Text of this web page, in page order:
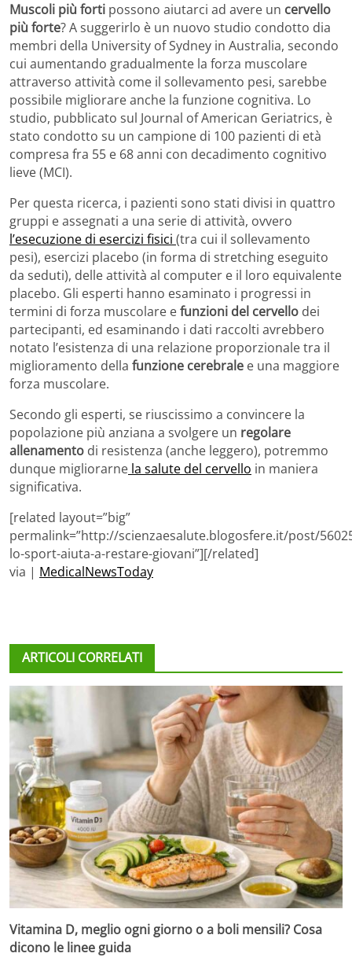
Muscoli più forti possono aiutarci ad avere un cervello
più forte? A suggerirlo è un nuovo studio condotto dia
membri della University of Sydney in Australia, secondo
cui aumentando gradualmente la forza muscolare
attraverso attività come il sollevamento pesi, sarebbe
possibile migliorare anche la funzione cognitiva. Lo
studio, pubblicato sul Journal of American Geriatrics, è
stato condotto su un campione di 100 pazienti di età
compresa fra 55 e 68 anni con decadimento cognitivo
lieve (MCI).
Per questa ricerca, i pazienti sono stati divisi in quattro
gruppi e assegnati a una serie di attività, ovvero
l’esecuzione di esercizi fisici (tra cui il sollevamento
pesi), esercizi placebo (in forma di stretching eseguito
da seduti), delle attività al computer e il loro equivalente
placebo. Gli esperti hanno esaminato i progressi in
termini di forza muscolare efunzioni del cervello dei
partecipanti, ed esaminando i dati raccolti avrebbero
notato l’esistenza di una relazione proporzionale tra il
miglioramento della funzione cerebrale e una maggiore
forza muscolare.
Secondo gli esperti, se riuscissimo a convincere la
popolazione più anziana a svolgere un regolare
allenamento di resistenza (anche leggero), potremmo
dunque migliorarne la salute del cervello in maniera
significativa.
[related layout=”big”
permalink=”http://scienzaesalute.blogosfere.it/post/
lo-sport-aiuta-a-restare-giovani”][/related]
via | MedicalNewsToday
ARTICOLI CORRELATI
Vitamina D, meglio ogni giorno o a boli mensili? Cosa
dicono le linee guida